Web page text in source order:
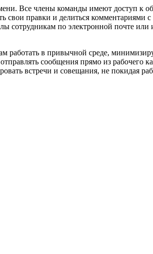
Все члены команды имеют доступ к
свои правки и делиться комментариями
сотрудникам по электронной почте
работать в привычной среде,
сообщения прямо из рабочего
встречи и совещания, не покидая